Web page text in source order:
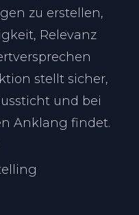
zu erstellen,
Relevanz
stellt sicher,
und bei
Anklang findet.